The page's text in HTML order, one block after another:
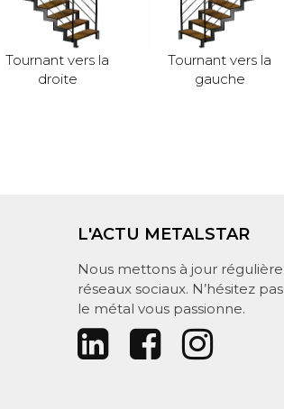
Tournant vers la
droite
Tournant vers la
gauche
L'ACTU METALSTAR
Nous mettons à jour
réseaux sociaux. N’hésitez
le métal vous passionne.